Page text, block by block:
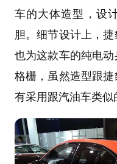
车的大体造型，设
胆。细节设计上，
也为这款车的纯电
格栅，虽然造型跟
有采用跟汽油车类似